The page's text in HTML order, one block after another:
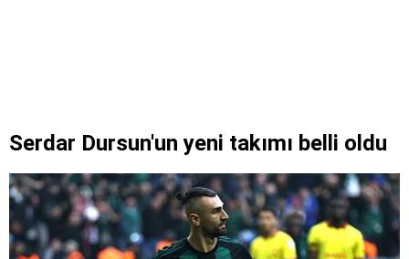
Serdar Dursun'un yeni takımı belli oldu